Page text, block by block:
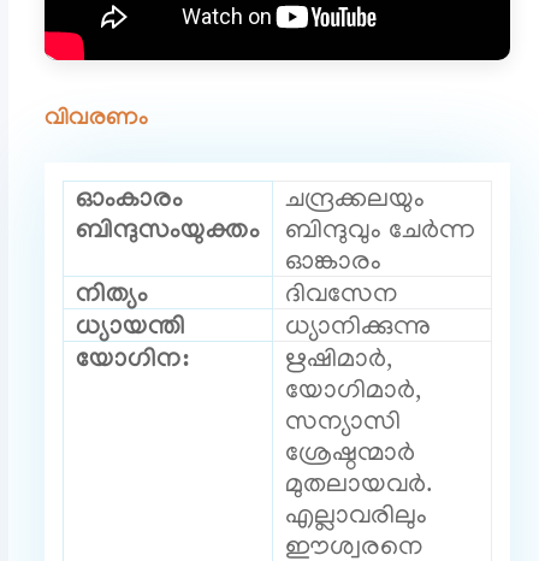
വിവരണം
ഓംകാരം
ബിന്ദുസംയുക്തം
ചന്ദ്രക്കലയും
ബിന്ദുവും ചേർന്ന
ഓങ്കാരം
നിത്യം
ദിവസേന
ധ്യായന്തി
ധ്യാനിക്കുന്നു
യോഗിന:
ഋഷിമാർ,
യോഗിമാർ,
സന്യാസി
ശ്രേഷ്ഠന്മാർ
മുതലായവർ.
എല്ലാവരിലും
ഈശ്വരനെ